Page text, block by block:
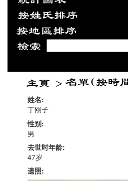
姓名:
丁刚子
性别:
男
去世时年龄:
47岁
遗照: